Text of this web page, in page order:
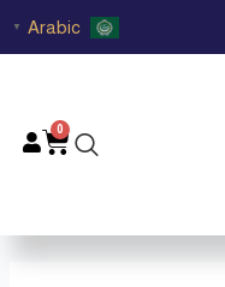
Arabic
▼
0